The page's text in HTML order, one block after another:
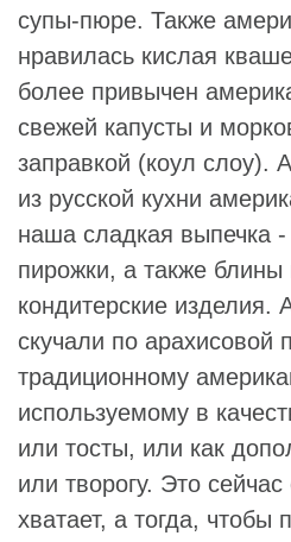
супы-пюре. Также
нравилась кислая
более привычен
свежей капусты и
заправкой (коул слоу).
из русской кухни
наша сладкая выпечка
пирожки, а также
кондитерские изделия.
скучали по арахисовой
традиционному
используемому в
или тосты, или как
или творогу. Это
хватает, а тогда, чтобы